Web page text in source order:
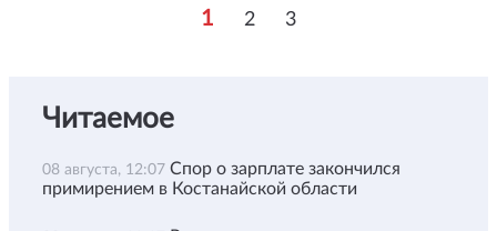
1 2 3
Читаемое
08 августа, 12:07 Спор о зарплате закончился
примирением в Костанайской области